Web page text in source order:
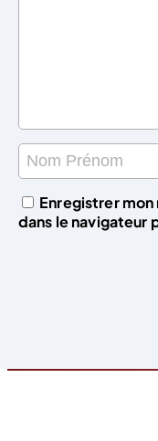
Enregistrer
dans le navigateur